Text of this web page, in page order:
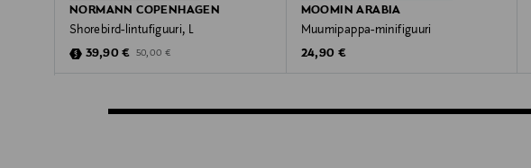
NORMANN COPENHAGEN
Shorebird-lintufiguuri, L
Discounted Price
39,90 € Original Price
50,00 €
MOOMIN ARABIA
Muumipappa-minifiguuri
Original Price
24,90 €